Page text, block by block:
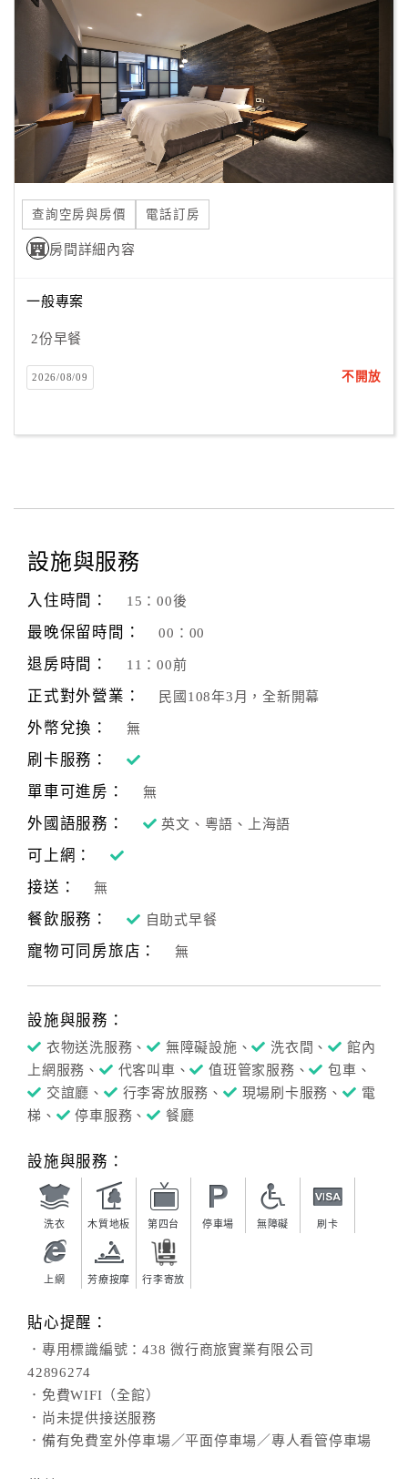
查詢空房與房價 電話訂房
房間詳細內容
一般專案
2份早餐
2026/08/09 不開放
設施與服務
入住時間： 15：00後
最晚保留時間： 00：00
退房時間： 11：00前
正式對外營業： 民國108年3月，全新開幕
外幣兌換： 無
刷卡服務：
單車可進房：
無
外國語服務： 英文、粵語、上海語
可上網：
接送：
無
餐飲服務： 自助式早餐
寵物可同房旅店： 無
設施與服務：
衣物送洗服務、 無障礙設施、 洗衣間、
館內
上網服務、
代客叫車、 值班管家服務、
包車、
交誼廳、
行李寄放服務、 現場刷卡服務、
電
梯、
停車服務、 餐廳
設施與服務：
洗衣 木質地板 第四台 停車場 無障礙 刷卡
上網 芳療按摩 行李寄放
貼心提醒：
．專用標識編號：438 微行商旅實業有限公司
42896274
．免費WIFI（全館）
．尚未提供接送服務
．備有免費室外停車場／平面停車場／專人看管停車場